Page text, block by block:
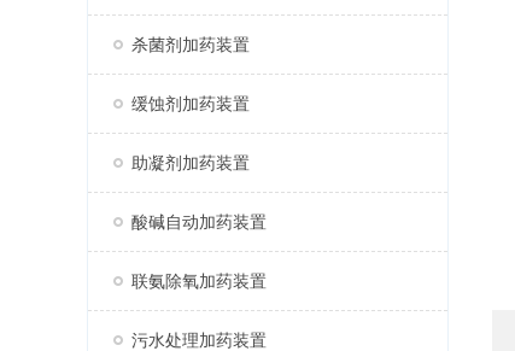
杀菌剂加药装置
缓蚀剂加药装置
助凝剂加药装置
酸碱自动加药装置
联氨除氧加药装置
污水处理加药装置